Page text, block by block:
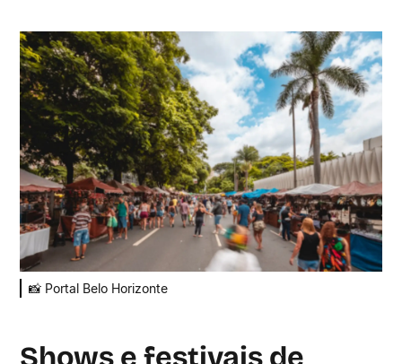
📸 Portal Belo Horizonte